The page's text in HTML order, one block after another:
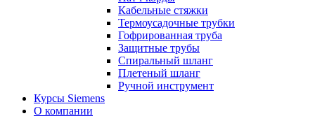
Кабельные стяжки
Термоусадочные трубки
Гофрированная труба
Защитные трубы
Спиральный шланг
Плетеный шланг
Ручной инструмент
Курсы Siemens
О компании